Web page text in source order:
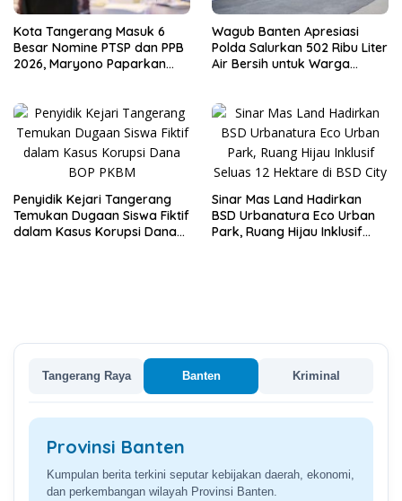
Kota Tangerang Masuk 6
Besar Nomine PTSP dan PPB
2026, Maryono Paparkan
Wagub Banten Apresiasi
Polda Salurkan 502 Ribu Liter
Air Bersih untuk Warga
Penyidik Kejari Tangerang
Temukan Dugaan Siswa Fiktif
dalam Kasus Korupsi Dana
Sinar Mas Land Hadirkan
BSD Urbanatura Eco Urban
Park, Ruang Hijau Inklusif
Tangerang Raya Banten Kriminal
Provinsi Banten
Kumpulan berita terkini seputar kebijakan daerah, ekonomi,
dan perkembangan wilayah Provinsi Banten.